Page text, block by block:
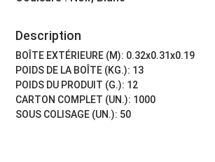
Description
BOÎTE EXTÉRIEURE (M): 0.32x0.31x0.19
POIDS DE LA BOÎTE (KG.): 13
POIDS DU PRODUIT (G.): 12
CARTON COMPLET (UN.): 1000
SOUS COLISAGE (UN.): 50